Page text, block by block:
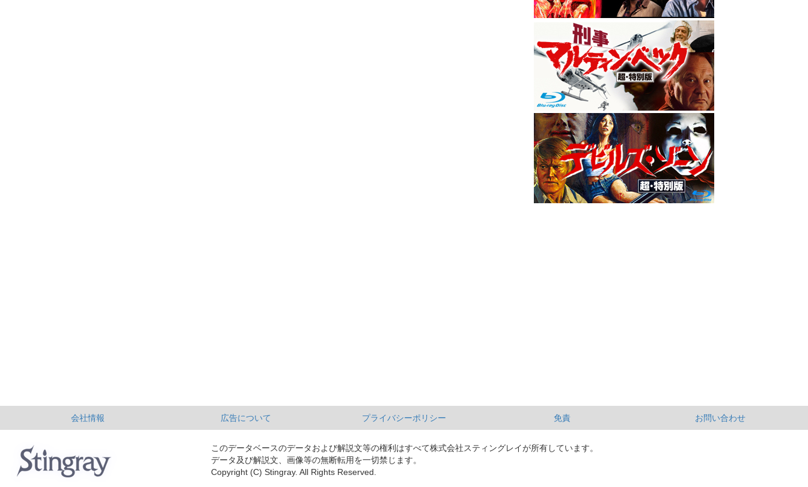
会社情報 広告について プライバシーポリシー 免責 お問い合わせ
このデータベースのデータおよび解説文等の権利はすべて株式会社スティングレイが所有しています。
データ及び解説文、画像等の無断転用を一切禁じます。
Copyright (C) Stingray. All Rights Reserved.